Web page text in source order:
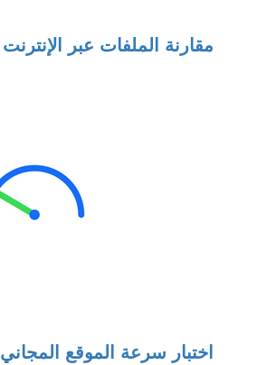
مقارنة الملفات عبر الإنترنت
اختبار سرعة الموقع المجاني